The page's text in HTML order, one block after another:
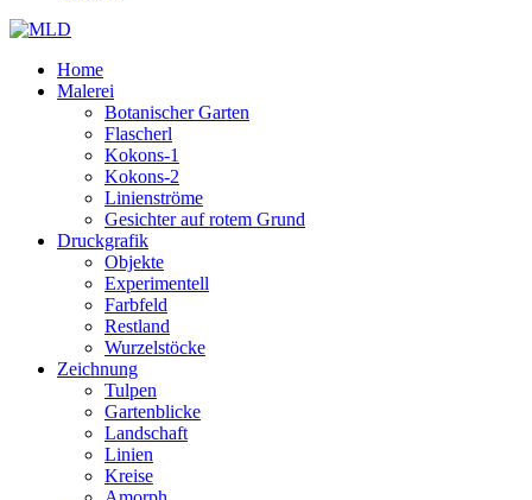
Home
Malerei
Botanischer Garten
Flascherl
Kokons-1
Kokons-2
Linienströme
Gesichter auf rotem Grund
Druckgrafik
Objekte
Experimentell
Farbfeld
Restland
Wurzelstöcke
Zeichnung
Tulpen
Gartenblicke
Landschaft
Linien
Kreise